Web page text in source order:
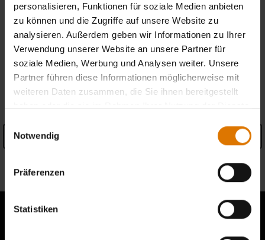
personalisieren, Funktionen für soziale Medien anbieten
zu können und die Zugriffe auf unsere Website zu
analysieren. Außerdem geben wir Informationen zu Ihrer
Verwendung unserer Website an unsere Partner für
soziale Medien, Werbung und Analysen weiter. Unsere
Partner führen diese Informationen möglicherweise mit
weiteren Daten zusammen, die Sie ihnen bereitgestellt
haben oder die sie im Rahmen Ihrer Nutzung der Dienste
Einwilligungsauswahl
Notwendig
Präferenzen
Statistiken
Händler finden
PRODUKTDETAILS